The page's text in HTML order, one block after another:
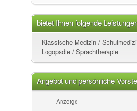
bietet Ihnen folgende
Klassische Medizin /
Logopädie / Sprachtherapie
Angebot und persönliche
Anzeige